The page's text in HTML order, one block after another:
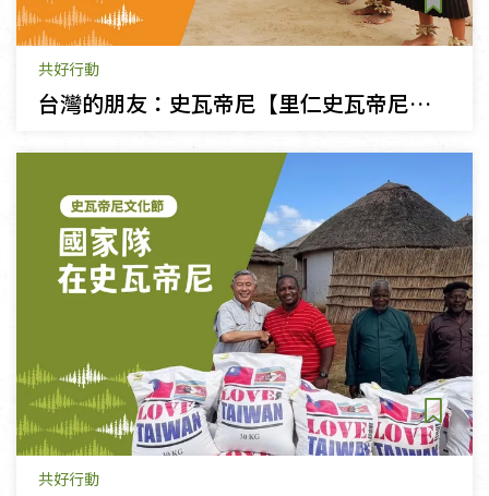
共好行動
台灣的朋友：史瓦帝尼【里仁史瓦帝尼文化節】
共好行動